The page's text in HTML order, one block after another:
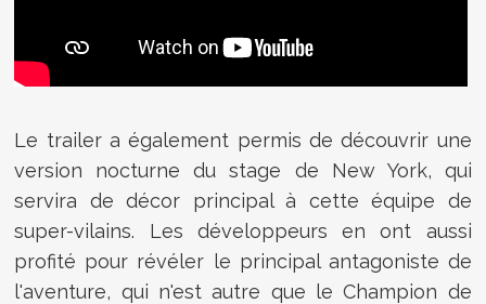
Le trailer a également permis de découvrir une
version nocturne du stage de New York, qui
servira de décor principal à cette équipe de
super-vilains. Les développeurs en ont aussi
profité pour révéler le principal antagoniste de
l'aventure, qui n'est autre que le Champion de